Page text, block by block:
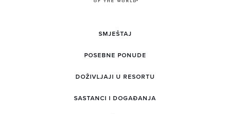
SMJEŠTAJ
POSEBNE PONUDE
DOŽIVLJAJI U RESORTU
SASTANCI I DOGAĐANJA